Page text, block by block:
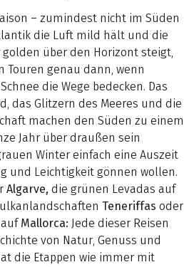
– zumindest nicht im Süden
die Luft mild hält und die
über den Horizont steigt,
Touren genau dann, wenn
die Wege bedecken. Das
das Glitzern des Meeres und die
machen den Süden zu einem
Jahr über draußen sein
Winter einfach eine Auszeit
und Leichtigkeit gönnen wollen.
Algarve, die grünen Levadas auf
Teneriffas oder
Mallorca: Jede dieser Reisen
von Natur, Genuss und
die Etappen wie immer mit